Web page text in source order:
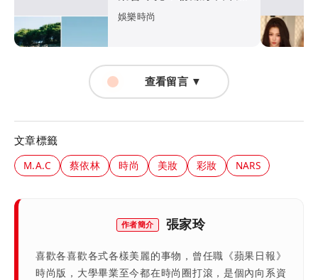
拜 邪教疑雲再起
娛樂時尚
查看留言 ▼
文章標籤
M.A.C 蔡依林 時尚 美妝 彩妝 NARS
作者簡介 張家玲
喜歡各喜歡各式各樣美麗的事物，曾任職《蘋果日報》
時尚版，大學畢業至今都在時尚圈打滾，是個內向系資